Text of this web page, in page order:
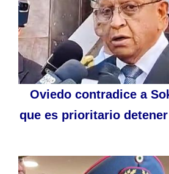
Oviedo contradice a
que es prioritario